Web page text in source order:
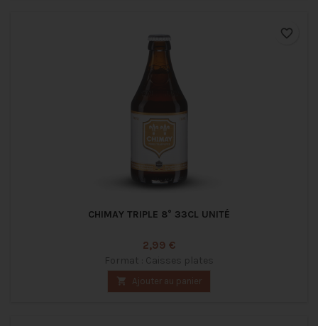
CHIMAY TRIPLE 8° 33CL UNITÉ
Prix
2,99 €
Format : Caisses plates
 Ajouter au panier
favorite_border